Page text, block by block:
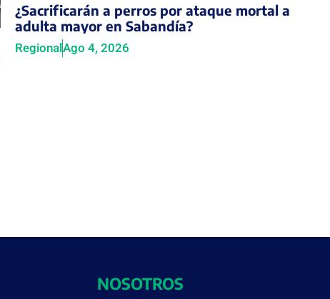
¿Sacrificarán a perros por ataque mortal a
adulta mayor en Sabandía?
RegionalAgo 4, 2026
NOSOTROS